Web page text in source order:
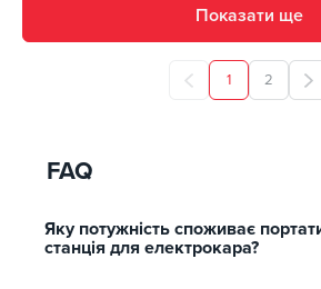
Показати ще
1 2
FAQ
Яку потужність споживає
станція для електрокара?